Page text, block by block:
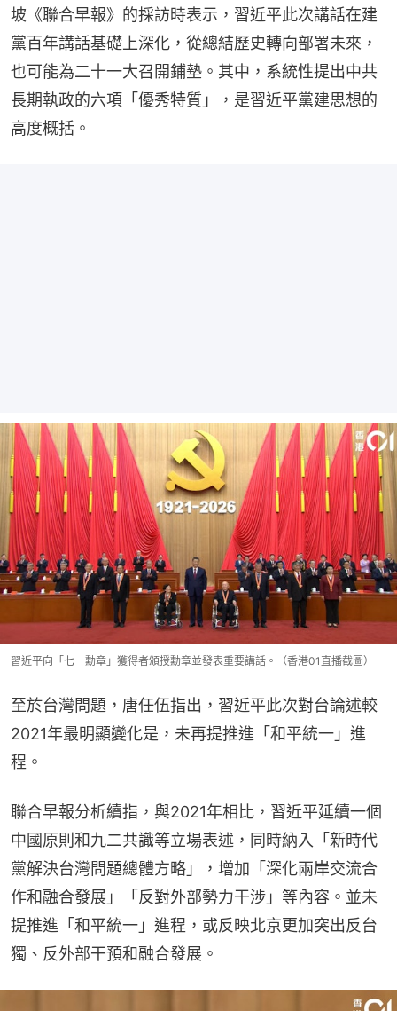
坡《聯合早報》的採訪時表示，習近平此次講話在建
黨百年講話基礎上深化，從總結歷史轉向部署未來，
也可能為二十一大召開鋪墊。其中，系統性提出中共
長期執政的六項「優秀特質」，是習近平黨建思想的
高度概括。
習近平向「七一勳章」獲得者頒授勳章並發表重要講話。（香港01直播截圖）
至於台灣問題，唐任伍指出，習近平此次對台論述較
2021年最明顯變化是，未再提推進「和平統一」進
程。
聯合早報分析續指，與2021年相比，習近平延續一個
中國原則和九二共識等立場表述，同時納入「新時代
黨解決台灣問題總體方略」，增加「深化兩岸交流合
作和融合發展」「反對外部勢力干涉」等內容。並未
提推進「和平統一」進程，或反映北京更加突出反台
獨、反外部干預和融合發展。